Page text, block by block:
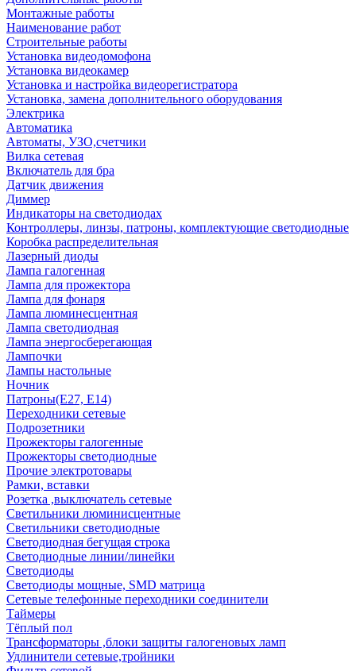
Монтажные работы
Наименование работ
Строительные работы
Установка видеодомофона
Установка видеокамер
Установка и настройка видеорегистратора
Установка, замена дополнительного оборудования
Электрика
Автоматика
Автоматы, УЗО,счетчики
Вилка сетевая
Включатель для бра
Датчик движения
Диммер
Индикаторы на светодиодах
Контроллеры, линзы, патроны, комплектующие светодиодные
Коробка распределительная
Лазерный диоды
Лампа галогенная
Лампа для прожектора
Лампа для фонаря
Лампа люминесцентная
Лампа светодиодная
Лампа энергосберегающая
Лампочки
Лампы настольные
Ночник
Патроны(Е27, Е14)
Переходники сетевые
Подрозетники
Прожекторы галогенные
Прожекторы светодиодные
Прочие электротовары
Рамки, вставки
Розетка ,выключатель сетевые
Светильники люминисцентные
Светильники светодиодные
Светодиодная бегущая строка
Светодиодные линии/линейки
Светодиоды
Светодиоды мощные, SMD матрица
Сетевые телефонные переходники соединители
Таймеры
Тёплый пол
Трансформаторы ,блоки защиты галогеновых ламп
Удлинители сетевые,тройники